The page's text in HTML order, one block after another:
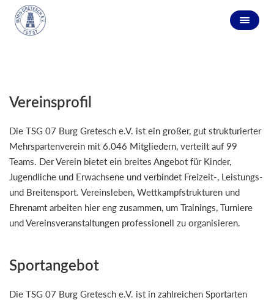
Vereinsprofil
Die TSG 07 Burg Gretesch e.V. ist ein großer, gut strukturierter
Mehrspartenverein mit 6.046 Mitgliedern, verteilt auf 99
Teams. Der Verein bietet ein breites Angebot für Kinder,
Jugendliche und Erwachsene und verbindet Freizeit-, Leistungs-
und Breitensport. Vereinsleben, Wettkampfstrukturen und
Ehrenamt arbeiten hier eng zusammen, um Trainings, Turniere
und Vereinsveranstaltungen professionell zu organisieren.
Sportangebot
Die TSG 07 Burg Gretesch e.V. ist in zahlreichen Sportarten